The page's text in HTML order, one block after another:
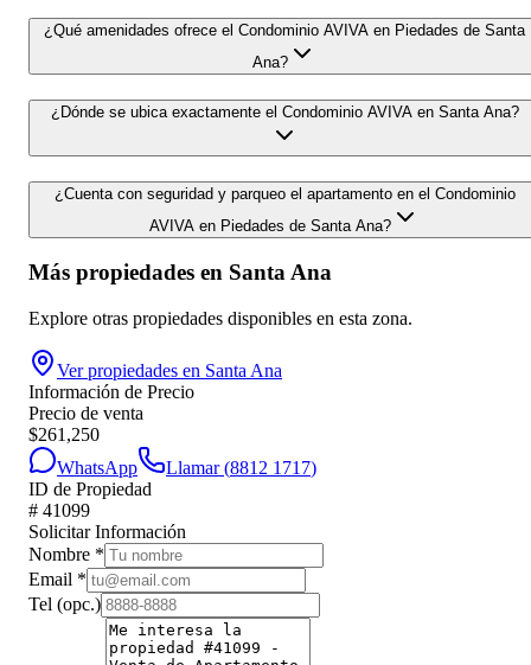
¿Qué amenidades ofrece el Condominio AVIVA en Piedades de Santa
Ana?
¿Dónde se ubica exactamente el Condominio AVIVA en Santa Ana?
¿Cuenta con seguridad y parqueo el apartamento en el Condominio
AVIVA en Piedades de Santa Ana?
Más propiedades en Santa Ana
Explore otras propiedades disponibles en esta zona.
Ver propiedades en Santa Ana
Información de Precio
Precio de venta
$261,250
WhatsApp
Llamar (8812 1717)
ID de Propiedad
# 41099
Solicitar Información
Nombre *
Email *
Tel (opc.)